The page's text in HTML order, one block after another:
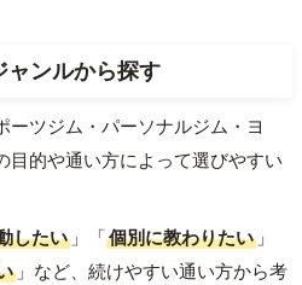
ャンルから探す
ーツジム・パーソナルジム・ヨ
目的や通い方によって選びやすい
したい 」「個別に教わりたい 」
」など、続けやすい通い方から考